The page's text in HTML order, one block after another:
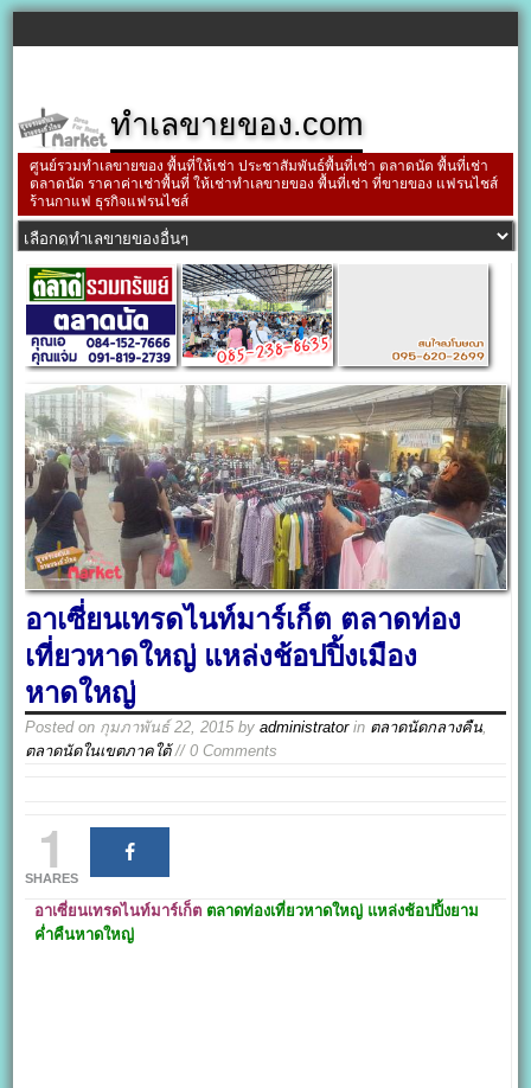
ทำเลขายของ.com
ศูนย์รวมทำเลขายของ พื้นที่ให้เช่า ประชาสัมพันธ์พื้นที่เช่า ตลาดนัด พื้นที่เช่า
ตลาดนัด ราคาค่าเช่าพื้นที่ ให้เช่าทำเลขายของ พื้นที่เช่า ที่ขายของ แฟรนไชส์
ร้านกาแฟ ธุรกิจแฟรนไชส์
อาเซี่ยนเทรดไนท์มาร์เก็ต ตลาดท่อง
เที่ยวหาดใหญ่ แหล่งช้อปปิ้งเมือง
หาดใหญ่
Posted on กุมภาพันธ์ 22, 2015 byadministratorin ตลาดนัดกลางคืน,
ตลาดนัดในเขตภาคใต้// 0 Comments
1
SHARES
อาเซี่ยนเทรดไนท์มาร์เก็ต ตลาดท่องเที่ยวหาดใหญ่ แหล่งช้อปปิ้งยาม
ค่ำคืนหาดใหญ่